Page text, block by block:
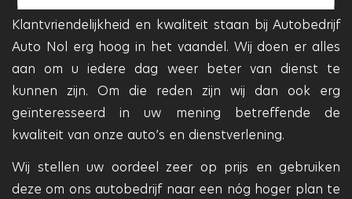
Klantvriendelijkheid en kwaliteit staan bij Autobedrijf
Auto Nol erg hoog in het vaandel. Wij doen er alles
aan om u iedere dag weer beter van dienst te
kunnen zijn. Om die reden zijn wij dan ook erg
geïnteresseerd in uw mening betreffende de
kwaliteit van onze auto’s en dienstverlening.
Wij stellen uw oordeel zeer op prijs en gebruiken
deze om ons autobedrijf naar een nóg hoger plan te